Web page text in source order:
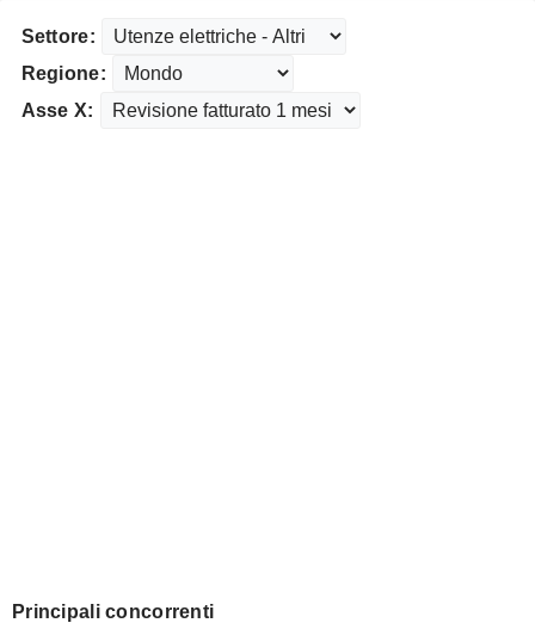
Settore:
Regione:
Asse X:
Principali concorrenti